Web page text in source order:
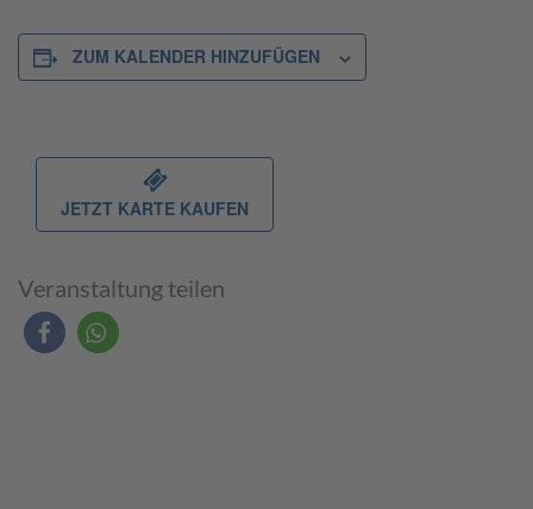
ZUM KALENDER HINZUFÜGEN
JETZT KARTE KAUFEN
Veranstaltung teilen